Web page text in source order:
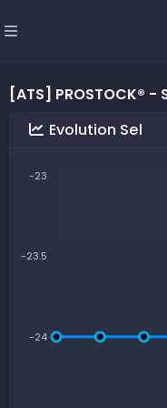
[ATS] PROSTOCK® -
Evolution Sel
-23
-23.5
-24